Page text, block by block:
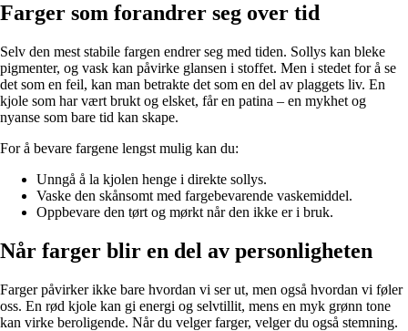
Farger som forandrer seg over tid
Selv den mest stabile fargen endrer seg med tiden. Sollys kan bleke
pigmenter, og vask kan påvirke glansen i stoffet. Men i stedet for å se
det som en feil, kan man betrakte det som en del av plaggets liv. En
kjole som har vært brukt og elsket, får en patina – en mykhet og
nyanse som bare tid kan skape.
For å bevare fargene lengst mulig kan du:
Unngå å la kjolen henge i direkte sollys.
Vaske den skånsomt med fargebevarende vaskemiddel.
Oppbevare den tørt og mørkt når den ikke er i bruk.
Når farger blir en del av personligheten
Farger påvirker ikke bare hvordan vi ser ut, men også hvordan vi føler
oss. En rød kjole kan gi energi og selvtillit, mens en myk grønn tone
kan virke beroligende. Når du velger farger, velger du også stemning.